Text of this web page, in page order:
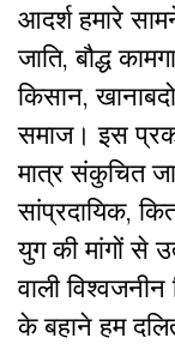
आदर्श हमारे
जाति, बौद्ध
किसान,
समाज। इस
मात्र संकुचित
सांप्रदायिक,
युग की मांगों से
वाली
के बहाने हम